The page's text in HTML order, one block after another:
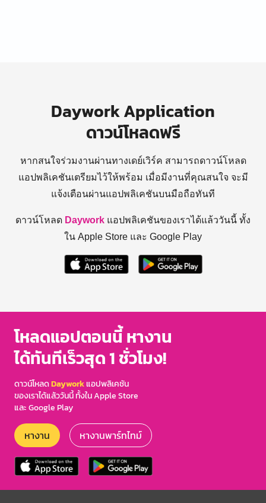
Daywork Application
ดาวน์โหลดฟรี
หากสนใจร่วมงานผ่านทางเดย์เวิร์ค สามารถดาวน์โหลด
แอปพลิเคชันเตรียมไว้ให้พร้อม เมื่อมีงานที่คุณสนใจ จะมี
แจ้งเตือนผ่านแอปพลิเคชันบนมือถือทันที
ดาวน์โหลด Daywork แอปพลิเคชันของเราได้แล้ววันนี้ ทั้ง
ใน Apple Store และ Google Play
โหลดแอปตอนนี้ หางาน
ได้ทันทีเร็วสุด 1 ชั่วโมง!
ดาวน์โหลดDayworkแอปพลิเคชัน
ของเราได้แล้ววันนี้ ทั้งใน Apple Store
และ Google Play
หางาน หางานพาร์ทไทม์